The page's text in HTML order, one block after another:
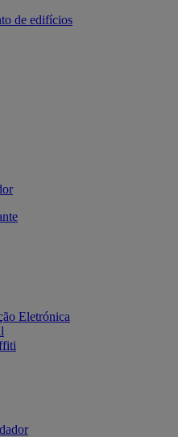
de edifícios
Eletrónica